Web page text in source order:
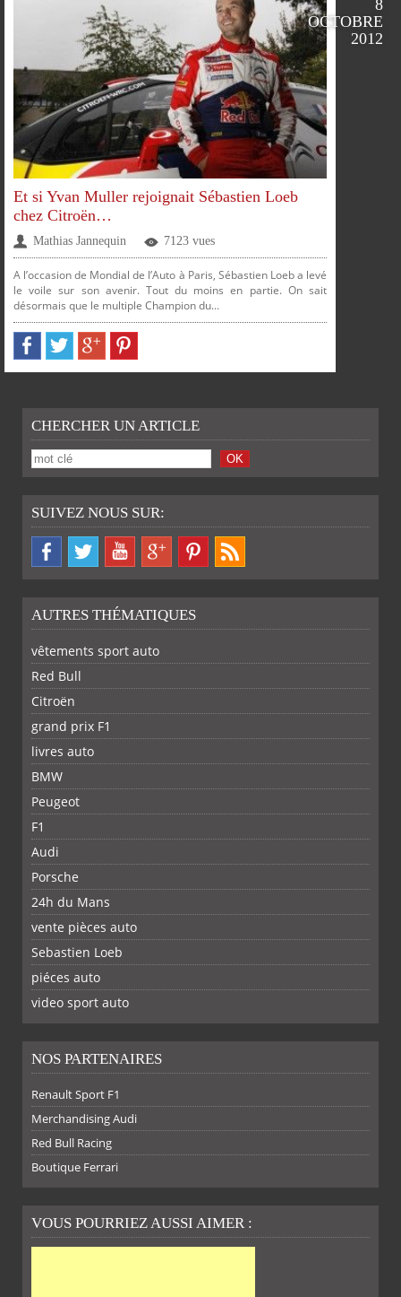
PARTAGERPARTAGER
SUR
PARTAGER
SUR
PARTAGER
SUR
8
OCTOBRE
2012
Et si Yvan Muller rejoignait Sébastien Loeb
chez Citroën…
Mathias Jannequin 7123 vues
A l’occasion de Mondial de l’Auto à Paris, Sébastien Loeb a levé
le voile sur son avenir. Tout du moins en partie. On sait
désormais que le multiple Champion du...
PARTAGERPARTAGER
CHERCHER UN ARTICLE
SUIVEZ NOUS SUR:
FACEBOOKTWITTER
AUTRES THÉMATIQUES
vêtements sport auto
Red Bull
Citroën
grand prix F1
livres auto
BMW
Peugeot
F1
Audi
Porsche
24h du Mans
vente pièces auto
Sebastien Loeb
piéces auto
video sport auto
NOS PARTENAIRES
Renault Sport F1
Merchandising Audi
Red Bull Racing
Boutique Ferrari
VOUS POURRIEZ AUSSI AIMER :